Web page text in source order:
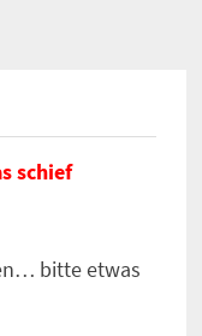
schief
bitte etwas